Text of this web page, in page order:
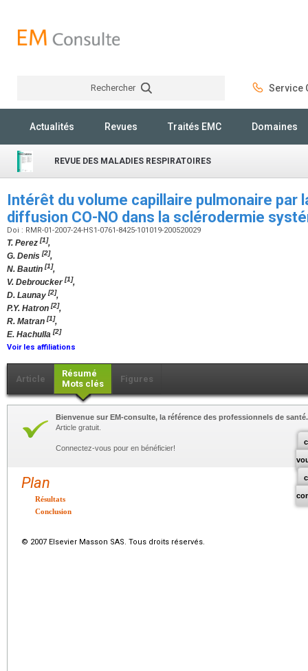
Rechercher Service
Actualités Revues Traités EMC Domaines
REVUE DES MALADIES RESPIRATOIRES
Intérêt du volume capillaire pulmonaire par
diffusion CO-NO dans la sclérodermie
Doi : RMR-01-2007-24-HS1-0761-8425-101019-200520029
T. Perez [1],
G. Denis [2],
N. Bautin [1],
V. Debroucker[1],
D. Launay [2],
P.Y. Hatron [2],
R. Matran [1],
E. Hachulla [2]
Voir les affiliations
Article
Résumé
Mots clés
Figures
Bienvenue sur EM-consulte, la référence des professionnels de santé.
Article gratuit.
Connectez-vous pour en bénéficier!
Plan
Résultats
Conclusion
© 2007 Elsevier Masson SAS. Tous droits réservés.